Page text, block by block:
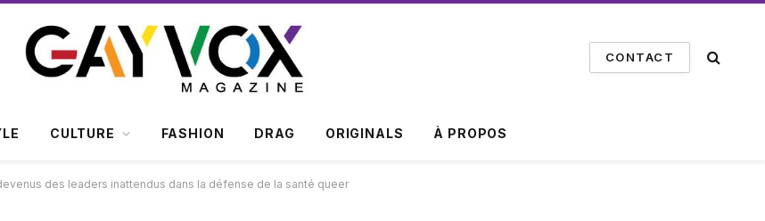
CONTACT
CULTURE FASHION DRAG ORIGINALS À PROPOS
des leaders inattendus dans la défense de la santé queer